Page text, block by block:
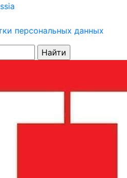
персональных данных